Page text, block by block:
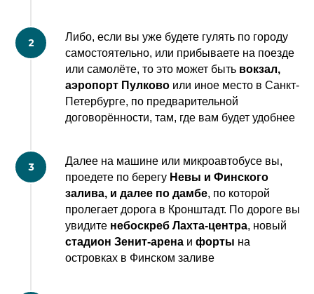
Либо, если вы уже будете гулять по городу
самостоятельно, или прибываете на поезде
или самолёте, то это может быть вокзал,
аэропорт Пулково или иное место в Санкт-
Петербурге, по предварительной
договорённости, там, где вам будет удобнее
Далее на машине или микроавтобусе вы,
проедете по берегу Невы и Финского
залива, и далее по дамбе, по которой
пролегает дорога в Кронштадт. По дороге вы
увидите небоскреб Лахта-центра, новый
стадион Зенит-арена и форты на
островках в Финском заливе